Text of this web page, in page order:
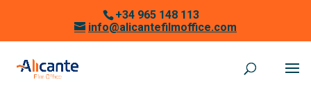
+34 965 148 113
info@alicantefilmoffice.com